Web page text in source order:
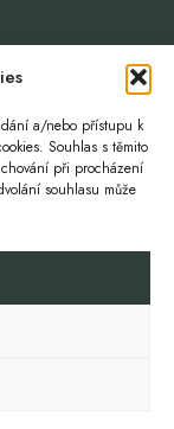
a/nebo přístupu k
Souhlas s těmito
při procházení
souhlasu může